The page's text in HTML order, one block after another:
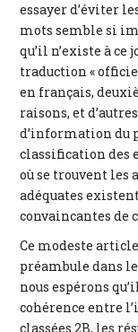
essayer d’éviter
mots semble si
qu’il n’existe à ce
traduction «
en français,
raisons, et
d’information du
classification des
où se trouvent les
adéquates
convaincantes de
Ce modeste
préambule dans
nous espérons
cohérence entre
classées 2B, les